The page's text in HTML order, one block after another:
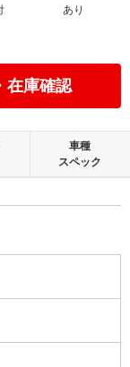
あり
在庫確認
車種
スペック